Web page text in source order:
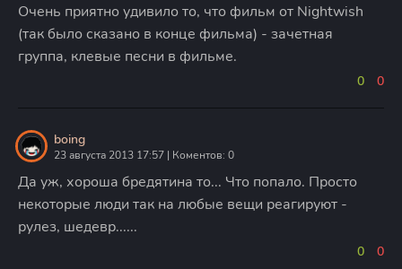
Очень приятно удивило то, что фильм от Nightwish
(так было сказано в конце фильма) - зачетная
группа, клевые песни в фильме.
0 0
boing
23 августа 2013 17:57 | Коментов: 0
Да уж, хороша бредятина то... Что попало. Просто
некоторые люди так на любые вещи реагируют -
рулез, шедевр......
0 0